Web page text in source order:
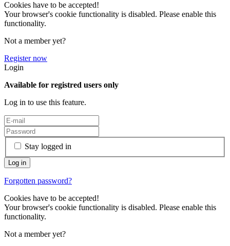
Cookies have to be accepted!
Your browser's cookie functionality is disabled. Please enable this
functionality.
Not a member yet?
Register now
Login
Available for registred users only
Log in to use this feature.
Stay logged in
Forgotten password?
Cookies have to be accepted!
Your browser's cookie functionality is disabled. Please enable this
functionality.
Not a member yet?